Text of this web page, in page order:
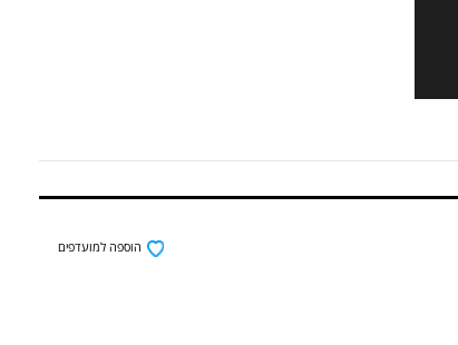
הוספה למועדפים